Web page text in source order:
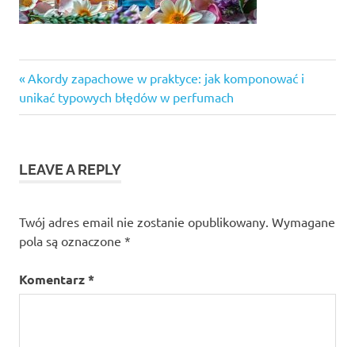
Nawigacja
wpisu
Previous
Post:
Akordy zapachowe w praktyce: jak komponować i
unikać typowych błędów w perfumach
LEAVE A REPLY
Twój adres email nie zostanie opublikowany. Wymagane
pola są oznaczone *
Komentarz*